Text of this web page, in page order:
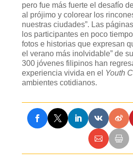
pero fue más fuerte el desafío
al prójimo y colorear los
nuestras ciudades”. Las
los participantes en poco
fotos e historias que expresan
el verano más inolvidable” de
300 jóvenes filipinos han
experiencia vivida en el Youth
ambientes cotidianos.